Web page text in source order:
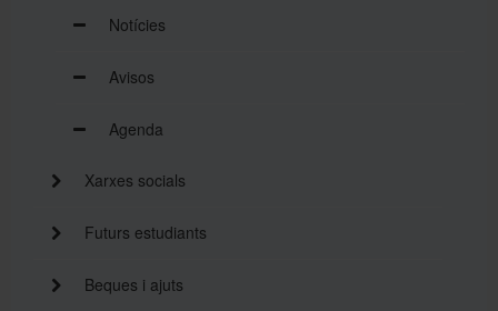
Notícies
Avisos
Agenda
Xarxes socials
Futurs estudiants
Beques i ajuts